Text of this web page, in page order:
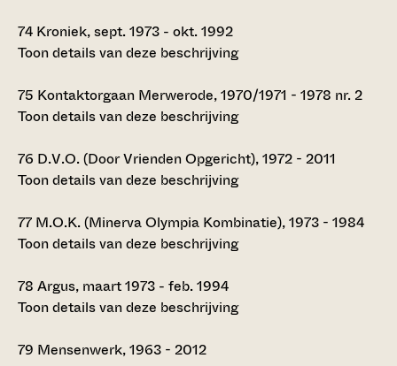
74 Kroniek, sept. 1973 - okt. 1992
Toon details van deze beschrijving
75 Kontaktorgaan Merwerode, 1970/1971 - 1978 nr. 2
Toon details van deze beschrijving
76 D.V.O. (Door Vrienden Opgericht), 1972 - 2011
Toon details van deze beschrijving
77 M.O.K. (Minerva Olympia Kombinatie), 1973 - 1984
Toon details van deze beschrijving
78 Argus, maart 1973 - feb. 1994
Toon details van deze beschrijving
79 Mensenwerk, 1963 - 2012